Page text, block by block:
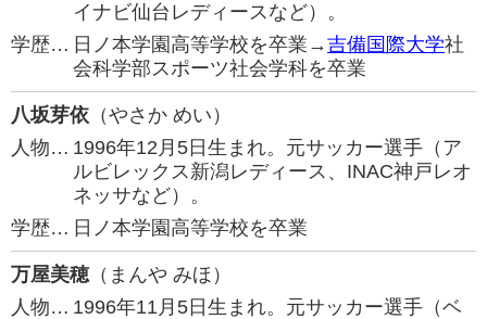
イナビ仙台レディースなど）。
学歴… 日ノ本学園高等学校を卒業→吉備国際大学社
会科学部スポーツ社会学科を卒業
八坂芽依 （やさか めい）
人物… 1996年12月5日生まれ。元サッカー選手（ア
ルビレックス新潟レディース、INAC神戸レオ
ネッサなど）。
学歴… 日ノ本学園高等学校を卒業
万屋美穂（まんや みほ）
人物… 1996年11月5日生まれ。元サッカー選手（ベ